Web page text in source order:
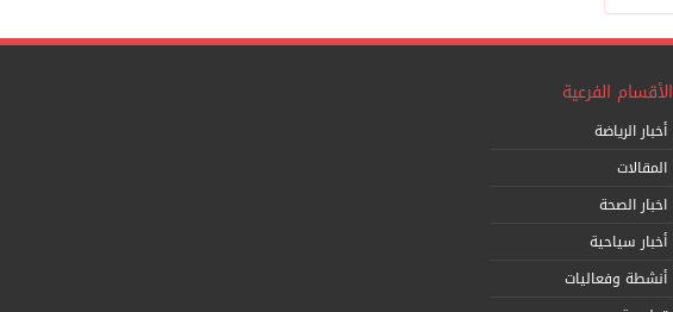
الأقسام الفرعية
أخبار الرياضة
المقالات
اخبار الصحة
أخبار سياحية
أنشطة وفعاليات